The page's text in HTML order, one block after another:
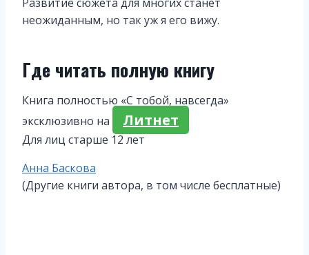
неожиданным, но так уж я его вижу.
Где читать полную книгу
Книга полностью «С тобой, навсегда»
эксклюзивно на
Литнет
Для лиц старше 12 лет
Метки
записи:
Анна Баскова
(Другие книги автора, в том числе бесплатные)